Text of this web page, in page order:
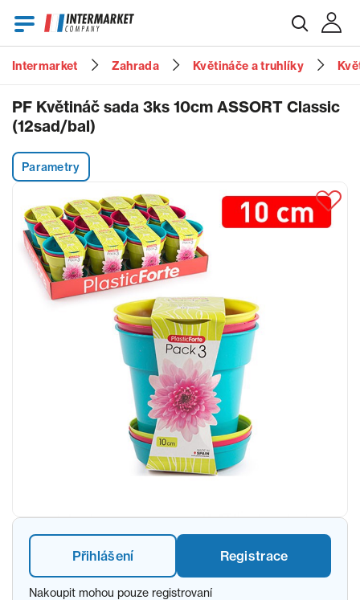
Heslo
Zapomenuté heslo?
Intermarket Zahrada Květináče a truhlíky
PF Květináč sada 3ks 10cm ASSORT Classic
(12sad/bal)
Parametry
Přihlášení Registrace
Nakoupit mohou pouze registrovaní